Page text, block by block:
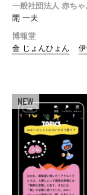
一般社団法人 赤ち
開 一夫
博報堂
金 じょんひょん